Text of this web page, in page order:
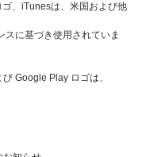
、iTunesは、米国および他
スに基づき使用されていま
Google Play ロゴは、